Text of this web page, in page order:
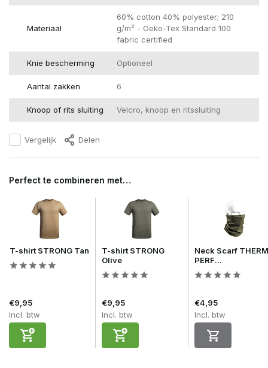
Materiaal
60% cotton 40% polyester; 210
g/m² - Oeko-Tex Standard 100
fabric certified
Knie bescherming Optioneel
Aantal zakken 6
Knoop of rits sluiting Velcro, knoop en ritssluiting
Vergelijk Delen
Perfect te combineren met…
T-shirt STRONG Tan
€9,95
Incl. btw
T-shirt STRONG
Olive
€9,95
Incl. btw
Neck Scarf
PERF...
€4,95
Incl. btw